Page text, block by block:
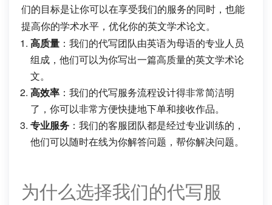
们的目标是让你可以在享受我们的服务的同时，也能
提高你的学术水平，优化你的英文学术论文。
高质量 ：我们的代写团队由英语为母语的专业人员
组成，他们可以为你写出一篇高质量的英文学术论
文。
高效率 ：我们的代写服务流程设计得非常简洁明
了，你可以非常方便快捷地下单和接收作品。
专业服务 ：我们的客服团队都是经过专业训练的，
他们可以随时在线为你解答问题，帮你解决问题。
为什么选择我们的代写服